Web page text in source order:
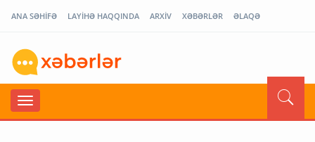
ANA SƏHİFƏ LAYİHƏ HAQQINDA ARXİV XƏBƏRLƏR ƏLAQƏ